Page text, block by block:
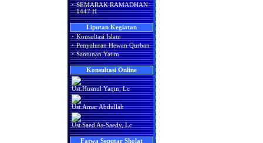
· SEMARAK RAMADHAN
1447 H
Liputan Kegiatan
· Konsultasi Islam
· Penyaluran Hewan Qurban
· Santunan Yatim
Konsultasi Online
Ust.Husnul Yaqin, Lc
Ust.Amar Abdullah
Ust.Saed As-Saedy, Lc
Fatwa Seputar Sholat